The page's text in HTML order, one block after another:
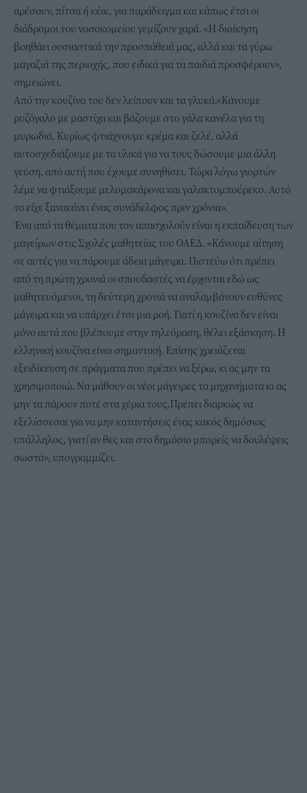
αρέσουν, πίτσα ή κέικ, για παράδειγμα και κάπως έτσι οι
διάδρομοι του νοσοκομείου γεμίζουν χαρά. «Η διοίκηση
βοηθάει ουσιαστικά την προσπάθειά μας, αλλά και τα γύρω
μαγαζιά της περιοχής, που ειδικά για τα παιδιά προσφέρουν»,
σημειώνει.
Από την κουζίνα του δεν λείπουν και τα γλυκά.«Κάνουμε
ρυζόγαλο με μαστίχα και βάζουμε στο γάλα κανέλα για τη
μυρωδιά. Κυρίως φτιάχνουμε κρέμα και ζελέ, αλλά
αυτοσχεδιάζουμε με τα υλικά για να τους δώσουμε μια άλλη
γεύση, από αυτή που έχουμε συνηθίσει. Τώρα λόγω γιορτών
λέμε να φτιάξουμε μελομακάρονα και γαλακτομπούρεκο. Αυτό
το είχε ξανακάνει ένας συνάδελφος πριν χρόνια».
Ένα από τα θέματα που τον απασχολούν είναι η εκπαίδευση των
μαγείρων στις Σχολές μαθητείας του ΟΑΕΔ. «Κάνουμε αίτηση
σε αυτές για να πάρουμε άδεια μάγειρα. Πιστεύω ότι πρέπει
από τη πρώτη χρονιά οι σπουδαστές να έρχονται εδώ ως
μαθητευόμενοι, τη δεύτερη χρονιά να αναλαμβάνουν ευθύνες
μάγειρα και να υπάρχει έτσι μια ροή. Γιατί η κουζίνα δεν είναι
μόνο αυτά που βλέπουμε στην τηλεόραση, θέλει εξάσκηση. Η
ελληνική κουζίνα είναι σημαντική. Επίσης χρειάζεται
εξειδίκευση σε πράγματα που πρέπει να ξέρω, κι ας μην τα
χρησιμοποιώ. Να μάθουν οι νέοι μάγειρες τα μηχανήματα κι ας
μην τα πάρουν ποτέ στα χέρια τους.Πρέπει διαρκώς να
εξελίσσεσαι για να μην καταντήσεις ένας κακός δημόσιος
υπάλληλος, γιατί αν θες και στο δημόσιο μπορείς να δουλέψεις
σωστά», υπογραμμίζει.